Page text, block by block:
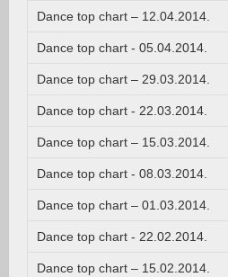
Dance top chart – 12.04.2014.
Dance top chart - 05.04.2014.
Dance top chart – 29.03.2014.
Dance top chart - 22.03.2014.
Dance top chart – 15.03.2014.
Dance top chart - 08.03.2014.
Dance top chart – 01.03.2014.
Dance top chart - 22.02.2014.
Dance top chart – 15.02.2014.